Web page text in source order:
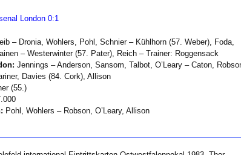
London 0:1
– Dronia, Wohlers, Pohl, Schnier – Kühlhorn (57. Weber), Foda,
– Westerwinter (57. Pater), Reich – Trainer: Roggensack
Jennings – Anderson, Sansom, Talbot, O’Leary – Caton,
Davies (84. Cork), Allison
(55.)
Pohl, Wohlers – Robson, O’Leary, Allison